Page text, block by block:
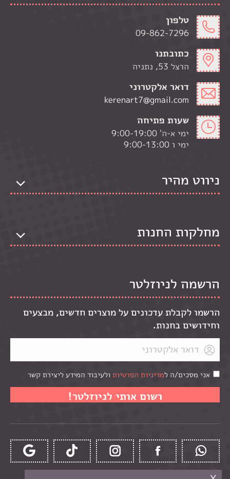
טלפון
09-862-7296
כתובתנו
הרצל 53, נתניה
דואר אלקטרוני
kerenart7@gmail.com
שעות פתיחה
ימי א-ה' 9:00-19:00
ימי ו 9:00-13:00
ניווט מהיר
מחלקות החנות
הרשמה לניוזלטר
הרשמו לקבלת עדכונים על מוצרים חדשים, מבצעים
וחידושים בחנות.
אני מסכים/ה למדיניות הפרטיות ולעיבוד המידע ליצירת קשר